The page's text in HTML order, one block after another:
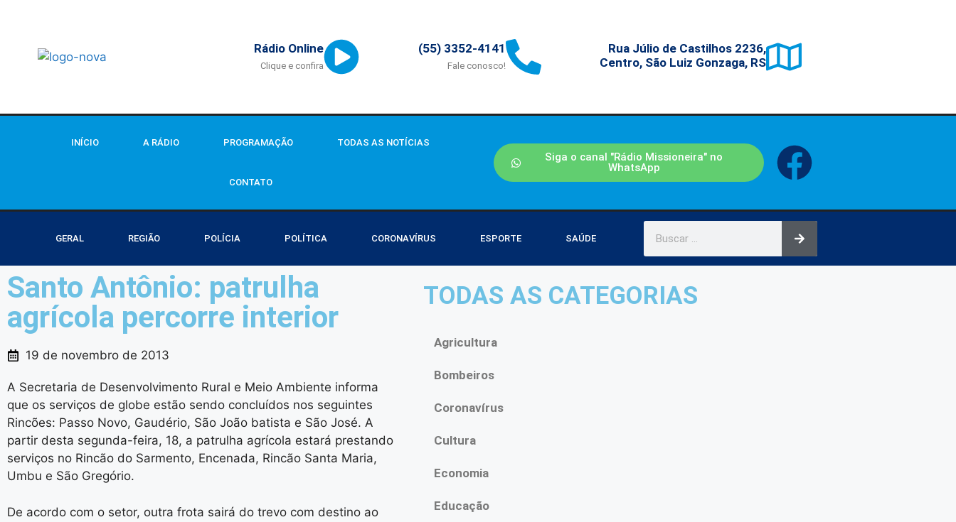
Rádio Online
Clique e confira
(55) 3352-4141
Fale conosco!
Rua Júlio de Castilhos 2236,
Centro, São Luiz Gonzaga, RS
INÍCIO A RÁDIO PROGRAMAÇÃO TODAS AS NOTÍCIAS
CONTATO
Siga o canal "Rádio Missioneira" no
WhatsApp
GERAL REGIÃO POLÍCIA POLÍTICA CORONAVÍRUS ESPORTE SAÚDE
Santo Antônio: patrulha
agrícola percorre interior
19 de novembro de 2013
A Secretaria de Desenvolvimento Rural e Meio Ambiente informa
que os serviços de globe estão sendo concluídos nos seguintes
Rincões: Passo Novo, Gaudério, São João batista e São José. A
partir desta segunda-feira, 18, a patrulha agrícola estará prestando
serviços no Rincão do Sarmento, Encenada, Rincão Santa Maria,
Umbu e São Gregório.
De acordo com o setor, outra frota sairá do trevo com destino ao
TODAS AS CATEGORIAS
Agricultura
Bombeiros
Coronavírus
Cultura
Economia
Educação